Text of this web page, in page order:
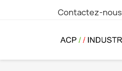
Contactez-nous